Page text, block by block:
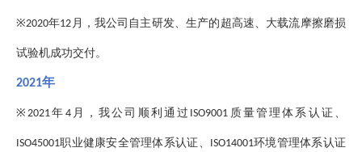
※2020年12 月，我公司自主研发、生产的超高速、大载流摩擦磨损
试验机成功交付。
2021年
※2021年 4月，我公司顺利通过 ISO9001 质量管理体系认证、
ISO45001职业健康安全管理体系认证、 ISO14001环境管理体系认证